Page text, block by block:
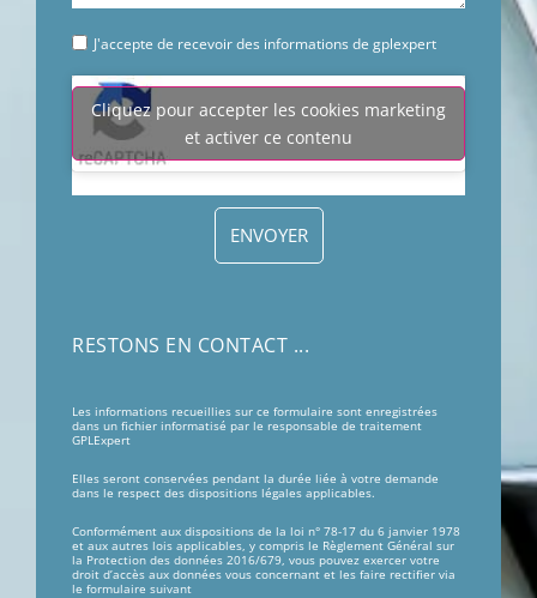
RESTONS EN CONTACT ...
Les informations recueillies sur ce formulaire sont enregistrées
dans un fichier informatisé par le responsable de traitement
GPLExpert
Elles seront conservées pendant la durée liée à votre demande
dans le respect des dispositions légales applicables.
Conformément aux dispositions de la loi n° 78-17 du 6 janvier 1978
et aux autres lois applicables, y compris le Règlement Général sur
la Protection des données 2016/679, vous pouvez exercer votre
droit d’accès aux données vous concernant et les faire rectifier via
le formulaire suivant
J'accepte de recevoir des informations de gplexpert
Cliquez pour accepter les cookies marketing
et activer ce contenu
ENVOYER